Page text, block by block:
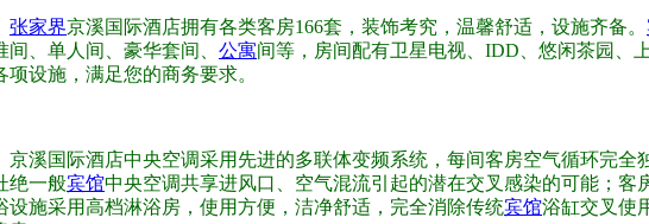
张家界京溪国际酒店拥有各类客房166套，装饰考究，温馨舒适，设施齐备。
间、单人间、豪华套间、 公寓间等，房间配有卫星电视、IDD、悠闲茶园、
项设施，满足您的商务要求。
京溪国际酒店中央空调采用先进的多联体变频系统，每间客房空气循环完全
绝一般宾馆中央空调共享进风口、空气混流引起的潜在交叉感染的可能；客
设施采用高档淋浴房，使用方便，洁净舒适，完全消除传统宾馆浴缸交叉使